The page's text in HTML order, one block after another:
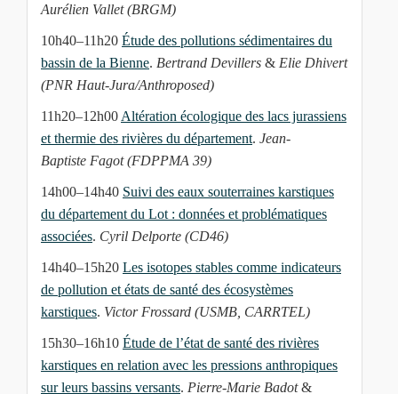
Aurélien Vallet (BRGM)
10h40–11h20 Étude des pollutions sédimentaires du
bassin de la Bienne. Bertrand Devillers & Elie Dhivert
(PNR Haut-Jura/Anthroposed)
11h20–12h00 Altération écologique des lacs jurassiens
et thermie des rivières du département. Jean-
Baptiste Fagot (FDPPMA 39)
14h00–14h40 Suivi des eaux souterraines karstiques
du département du Lot : données et problématiques
associées. Cyril Delporte (CD46)
14h40–15h20 Les isotopes stables comme indicateurs
de pollution et états de santé des écosystèmes
karstiques. Victor Frossard (USMB, CARRTEL)
15h30–16h10 Étude de l’état de santé des rivières
karstiques en relation avec les pressions anthropiques
sur leurs bassins versants. Pierre-Marie Badot&